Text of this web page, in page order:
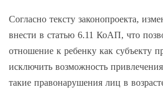
Согласно тексту законопроекта,
внести в статью 6.11 КоАП, что
отношение к ребенку как субъекту
исключить возможность
такие правонарушения лиц в